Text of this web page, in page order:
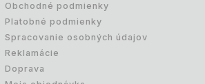
Obchodné podmienky
Platobné podmienky
Spracovanie osobných údajov
Reklamácie
Doprava